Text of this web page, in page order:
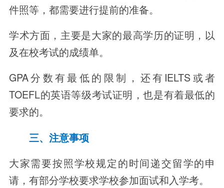
件照等，都需要进行提前的准备。
学术方面，主要是大家的最高学历的证明，以
及在校考试的成绩单。
GPA分数有最低的限制，还有IELTS或者
TOEFL的英语等级考试证明，也是有着最低的
要求的。
三、注意事项
大家需要按照学校规定的时间递交留学的申
请，有部分学校要求学校参加面试和入学考。